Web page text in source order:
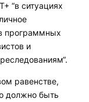
“в ситуациях
программных
и
равенстве,
должно быть